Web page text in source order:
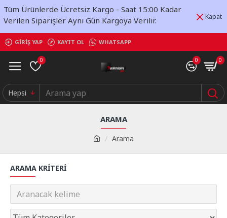
Tüm Ürünlerde Ücretsiz Kargo - Saat 15:00 Kadar
Verilen Siparişler Aynı Gün Kargoya Verilir.
Kapat
GIRIŞ YAP KAYIT OL WHATSAPP
0 0 0
Hepsi
Arama
ARAMA
ARAMA KRITERI